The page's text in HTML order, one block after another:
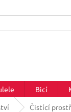
Bicí
Čistící